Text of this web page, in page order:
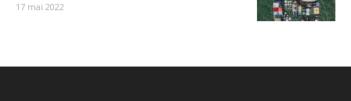
17 mai 2022